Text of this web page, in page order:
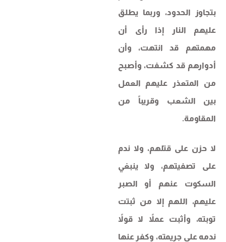
بتجاوز الحدود، وربما يطلق
عليهم النار إذا رأى أن
مهمتهم قد انتهت، وأن
أدوارهم قد كشفت، وأصبح
من المتعذر عليهم العمل
بين الشعب وقريباً من
المقاومة.
لا حزن على قتلهم، ولا ندم
على تصفيتهم، ولا ينبغي
السكوت عنهم أو الصبر
عليهم، اللهم إلا من ثبتت
توبته، وأثبت عملاً لا قولاً
ندمه على جريمته، وكفر عنها